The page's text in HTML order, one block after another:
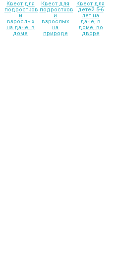
Квест для
подростков
и
взрослых
на даче, в
доме
Квест для
подростков
и
взрослых
на
природе
Квест для
детей 5-6
лет на
даче, в
доме, во
дворе